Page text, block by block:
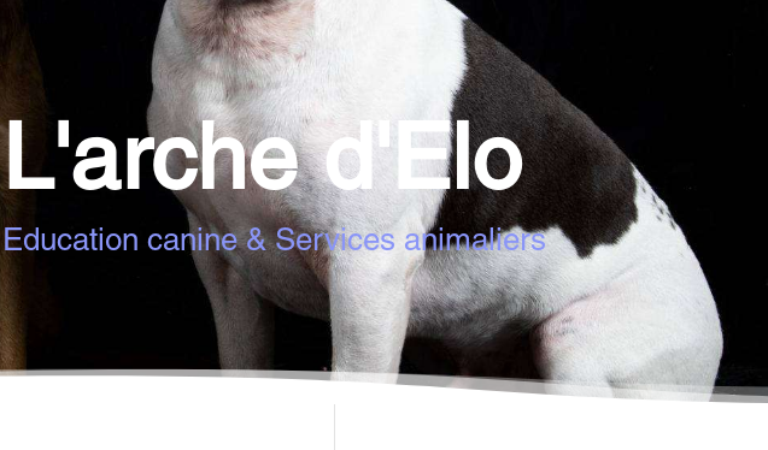
L'arche d'Elo
Education canine & Services animaliers